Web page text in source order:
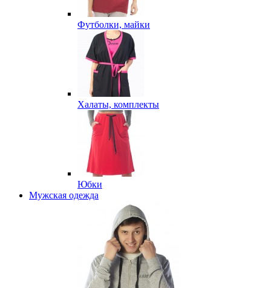
Футболки, майки
Халаты, комплекты
Юбки
Мужская одежда